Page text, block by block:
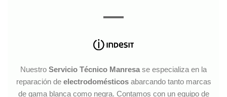
Nuestro Servicio Técnico Manresa se especializa en la
reparación de electrodomésticosabarcando tanto marcas
de gama blanca como negra. Contamos con un equipo de